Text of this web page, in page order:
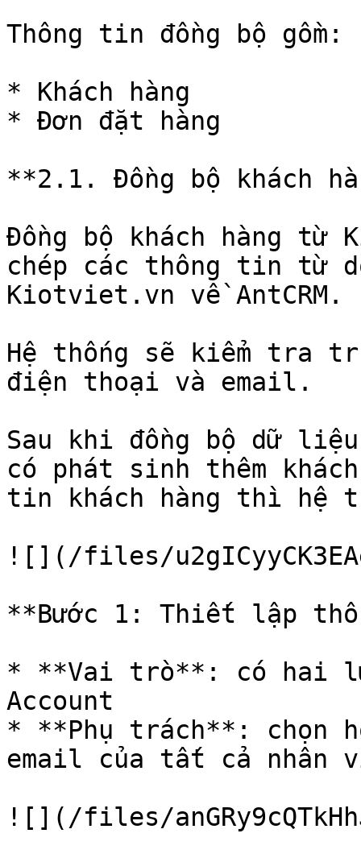
Thông tin đồng bộ gồm:
* Khách hàng
* Đơn đặt hàng
**2.1. Đồng bộ khách
Đồng bộ khách hàng
chép các thông tin từ
Kiotviet.vn về AntCRM.
Hệ thống sẽ kiểm tra
điện thoại và email.
Sau khi đồng bộ dữ
có phát sinh thêm
tin khách hàng thì hệ
![](/files/
**Bước 1: Thiết lập
* **Vai trò**: có hai
Account
* **Phụ trách**: chọn
email của tất cả nhân
![](/files/